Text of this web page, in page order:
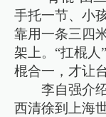
手托一节、小
靠用一条三四
架上。“扛棍人
棍合一，才让
李自强介
西清徐到上海